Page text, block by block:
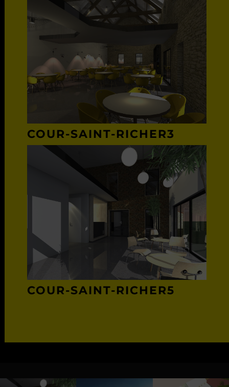
COUR-SAINT-RICHER3
COUR-SAINT-RICHER5